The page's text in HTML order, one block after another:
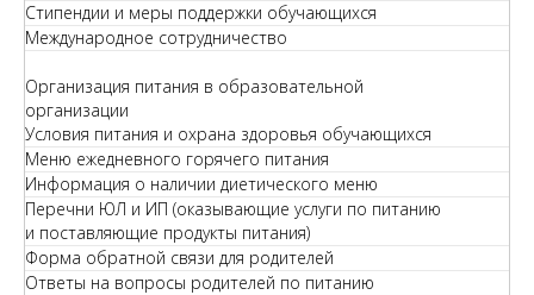
Стипендии и меры поддержки обучающихся
Международное сотрудничество
Организация питания в образовательной
организации
Условия питания и охрана здоровья обучающихся
Меню ежедневного горячего питания
Информация о наличии диетического меню
Перечни ЮЛ и ИП (оказывающие услуги по питанию
и поставляющие продукты питания)
Форма обратной связи для родителей
Ответы на вопросы родителей по питанию